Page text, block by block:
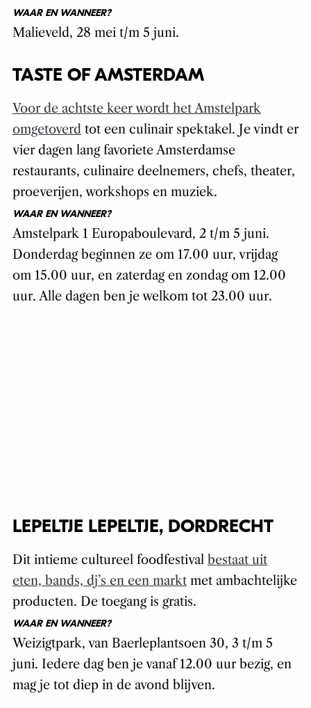
WAAR EN WANNEER?
Malieveld, 28 mei t/m 5 juni.
TASTE OF AMSTERDAM
Voor de achtste keer wordt het Amstelpark
omgetoverd tot een culinair spektakel. Je vindt er
vier dagen lang favoriete Amsterdamse
restaurants, culinaire deelnemers, chefs, theater,
proeverijen, workshops en muziek.
WAAR EN WANNEER?
Amstelpark 1 Europaboulevard, 2 t/m 5 juni.
Donderdag beginnen ze om 17.00 uur, vrijdag
om 15.00 uur, en zaterdag en zondag om 12.00
uur. Alle dagen ben je welkom tot 23.00 uur.
LEPELTJE LEPELTJE, DORDRECHT
Dit intieme cultureel foodfestival bestaat uit
eten, bands, dj’s en een marktmet ambachtelijke
producten. De toegang is gratis.
WAAR EN WANNEER?
Weizigtpark, van Baerleplantsoen 30, 3 t/m 5
juni. Iedere dag ben je vanaf 12.00 uur bezig, en
mag je tot diep in de avond blijven.